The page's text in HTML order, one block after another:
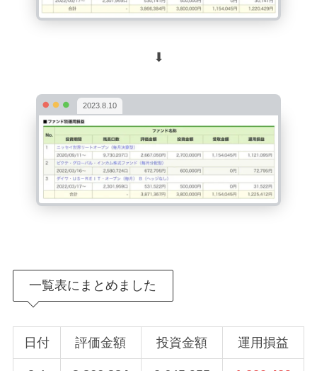
⬇︎
2023.8.10
一覧表にまとめました
日付 評価金額 投資金額 運用損益